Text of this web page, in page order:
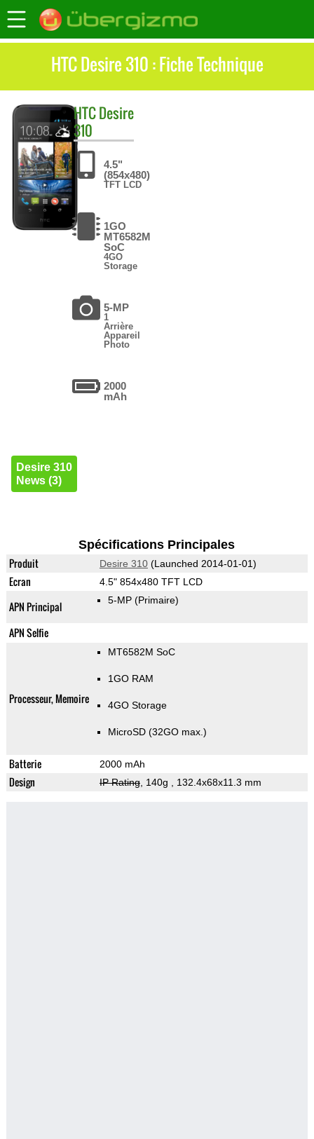
HTC Desire 310 : Fiche Technique
HTCDesire
310
4.5"
(854x480)
TFT LCD
1GO
MT6582M
SoC
4GO
Storage
5-MP
1
Arrière
Appareil
Photo
2000
mAh
Desire 310
News (3)
Spécifications Principales
Produit Desire 310(Launched 2014-01-01)
Ecran 4.5" 854x480 TFT LCD
APN Principal 5-MP (Primaire)
APN Selfie
Processeur, Memoire
MT6582M SoC
1GO RAM
4GO Storage
MicroSD (32GO max.)
Batterie 2000 mAh
Design IP Rating, 140g , 132.4x68x11.3 mm